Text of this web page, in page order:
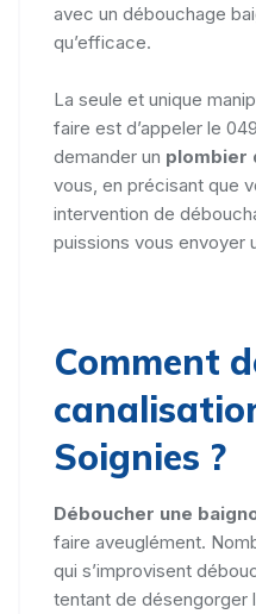
avec un débouchage
qu’efficace.
La seule et unique
faire est d’appeler le
demander un plombier
vous, en précisant que
intervention de
puissions vous envoyer
Comment
Soignies ?
Déboucher une
faire aveuglément.
qui s’improvisent
tentant de désengorger